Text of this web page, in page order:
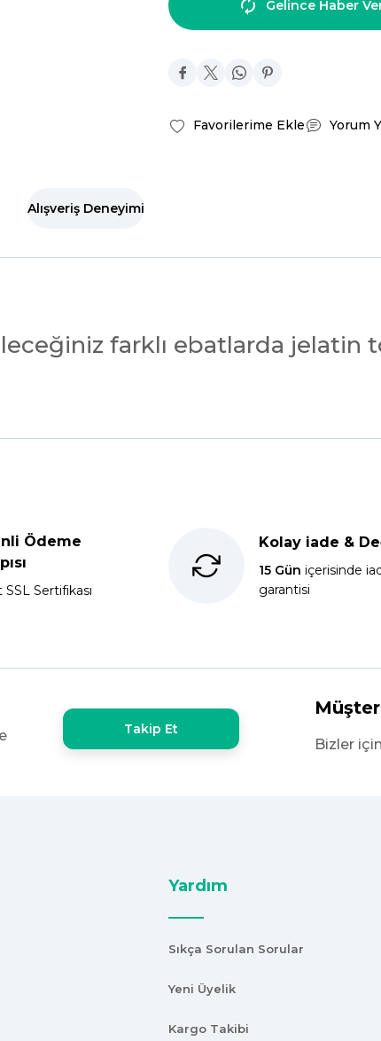
Gelince Haber
Yorum
Alışveriş Deneyimi
farklı ebatlarda jelatin
kalitede uygunluğa
Ödeme
SSL Sertifikası
Kolay iade &
15 Gün içerisinde
garantisi
Takip Et
Bizler
Yardım
Sıkça Sorulan Sorular
Yeni Üyelik
Kargo Takibi